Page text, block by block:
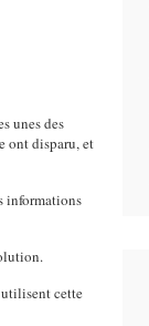
unes des
ont disparu, et
informations
utilisent cette